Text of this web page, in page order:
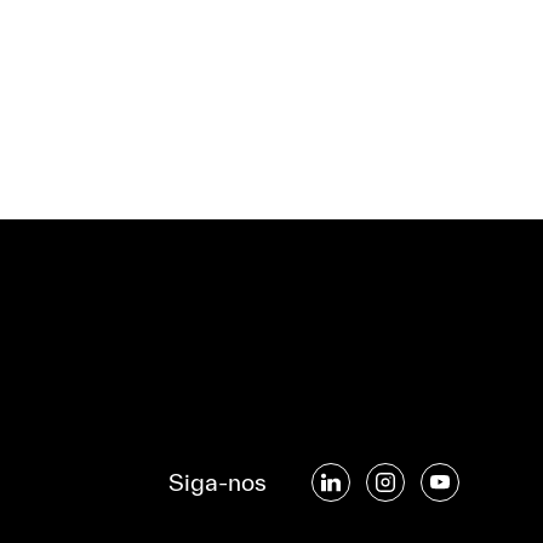
Siga-nos